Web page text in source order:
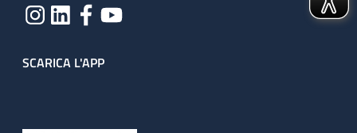
SCARICA L'APP